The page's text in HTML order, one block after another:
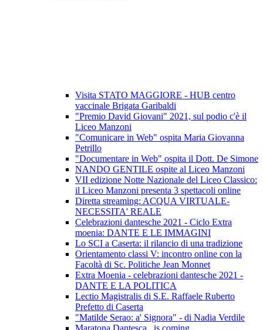
Visita STATO MAGGIORE - HUB centro
vaccinale Brigata Garibaldi
"Premio David Giovani" 2021, sul podio c'è il
Liceo Manzoni
"Comunicare in Web" ospita Maria Giovanna
Petrillo
"Documentare in Web" ospita il Dott. De Simone
NANDO GENTILE ospite al Liceo Manzoni
VII edizione Notte Nazionale del Liceo Classico:
il Liceo Manzoni presenta 3 spettacoli online
Diretta streaming: ACQUA VIRTUALE-
NECESSITA' REALE
Celebrazioni dantesche 2021 - Ciclo Extra
moenia: DANTE E LE IMMAGINI
Lo SCI a Caserta: il rilancio di una tradizione
Orientamento classi V: incontro online con la
Facoltà di Sc. Politiche Jean Monnet
Extra Moenia - celebrazioni dantesche 2021 -
DANTE E LA POLITICA
Lectio Magistralis di S.E. Raffaele Ruberto
Prefetto di Caserta
"Matilde Serao: a' Signora" - di Nadia Verdile